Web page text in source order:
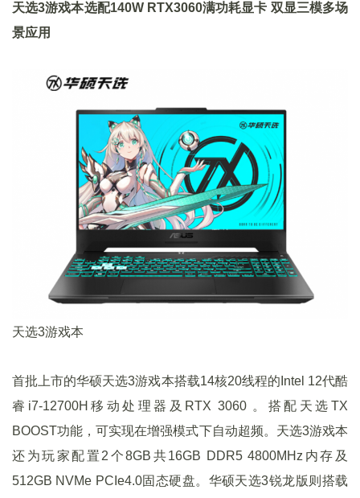
天选3游戏本选配140W RTX3060满功耗显卡 双显三模多场
景应用
天选3游戏本
首批上市的华硕天选3游戏本搭载14核20线程的Intel 12代酷
睿i7-12700H移动处理器及RTX 3060 。搭配天选TX
BOOST功能，可实现在增强模式下自动超频。天选3游戏本
还为玩家配置2个8GB共16GB DDR5 4800MHz内存及
512GB NVMe PCIe4.0固态硬盘。华硕天选3锐龙版则搭载